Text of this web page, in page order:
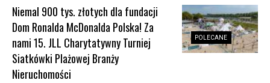
POLECANE
Niemal 900 tys. złotych dla fundacji
Dom Ronalda McDonalda Polska! Za
nami 15. JLL Charytatywny Turniej
Siatkówki Plażowej Branży
Nieruchomości